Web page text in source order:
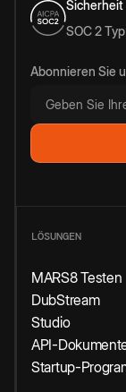
SOC 2 Typ
Abonnieren Sie
LÖSUNGEN
MARS8 Testen
DubStream
Studio
API-
Startup-